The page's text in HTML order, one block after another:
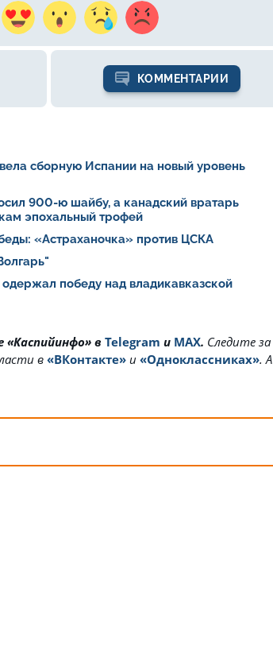
КОММЕНТАРИИ
сборную Испании на новый уровень
900-ю шайбу, а канадский вратарь
эпохальный трофей
«Астраханочка» против ЦСКА
победу над владикавказской
в Telegram и MAX. Cледите за
в «ВКонтакте» и «Одноклассниках». А